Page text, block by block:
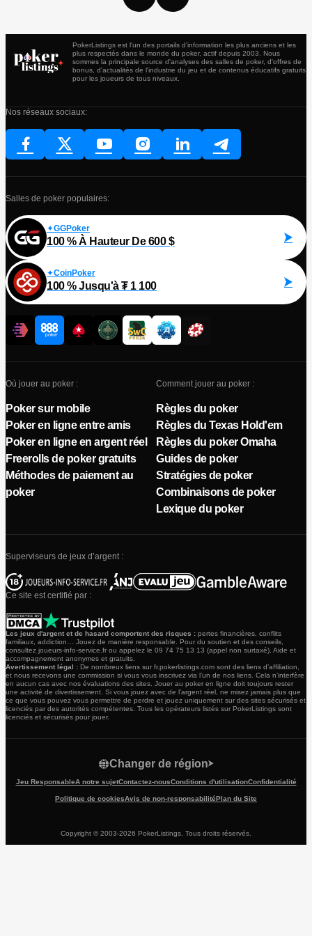
PokerListings est l'un des portails d'information les plus anciens et les
plus respectés dans le monde du poker, actif depuis 2003. Nous
sommes la principale source d'analyses des salles de poker, d'offres de
bonus, d'actualités de l'industrie du jeu et de contenus éducatifs gratuits
pour les joueurs de tous niveaux.
Nos réseaux sociaux:
Salles de poker populaires:
GGPoker
100 % À Hauteur De 600 $
CoinPoker
100 % Jusqu'à ₮ 1 100
Où jouer au poker :
Poker sur mobile
Poker en ligne entre amis
Poker en ligne en argent réel
Freerolls de poker gratuits
Méthodes de paiement au
poker
Comment jouer au poker :
Règles du poker
Règles du Texas Hold'em
Règles du poker Omaha
Guides de poker
Stratégies de poker
Combinaisons de poker
Lexique du poker
Superviseurs de jeux d’argent :
Ce site est certifié par :
Les jeux d'argent et de hasard comportent des risques : pertes financières, conflits
familiaux, addiction… Jouez de manière responsable. Pour du soutien et des conseils,
consultez joueurs-info-service.fr ou appelez le 09 74 75 13 13 (appel non surtaxé). Aide et
accompagnement anonymes et gratuits.
Avertissement légal : De nombreux liens sur fr.pokerlistings.com sont des liens d’affiliation,
et nous recevons une commission si vous vous inscrivez via l’un de nos liens. Cela n’interfère
en aucun cas avec nos évaluations des sites. Jouer au poker en ligne doit toujours rester
une activité de divertissement. Si vous jouez avec de l’argent réel, ne misez jamais plus que
ce que vous pouvez vous permettre de perdre et jouez uniquement sur des sites sécurisés et
licenciés par des autorités compétentes. Tous les opérateurs listés sur PokerListings sont
licenciés et sécurisés pour jouer.
Jeu ResponsableA notre sujetContactez-nousConditions d'utilisationConfidentialité
Politique de cookiesAvis de non-responsabilitéPlan du Site
Changer de région
Copyright © 2003-2026 PokerListings. Tous droits réservés.